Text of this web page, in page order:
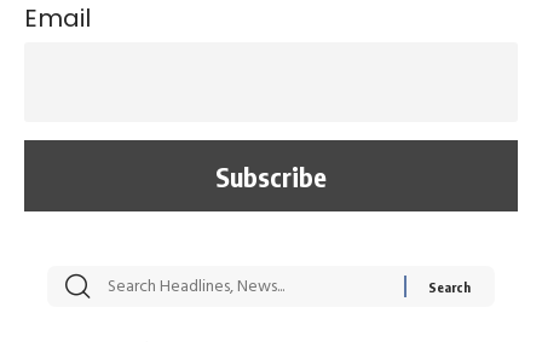
Email
सट्टेबाजी में अरेस्ट हुए
रोज एक कच्चे लहसुन